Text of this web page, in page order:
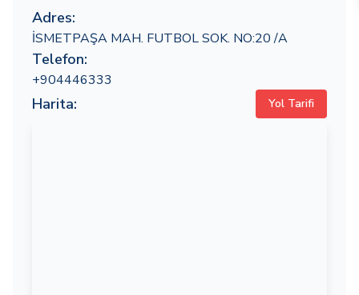
Adres:
İSMETPAŞA MAH. FUTBOL SOK. NO:20 /A
Telefon:
+904446333
Harita: Yol Tarifi